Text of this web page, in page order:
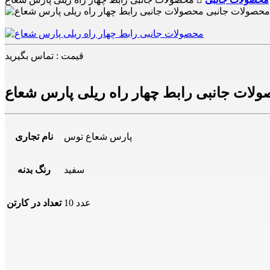
قیمت : تماس بگیرید
جانبی رابط چهار راه ریلی پارس شعاع
نام تجاری پارس شعاع توس
رنگ بدنه سفید
تعداد در کارتن 10 عدد